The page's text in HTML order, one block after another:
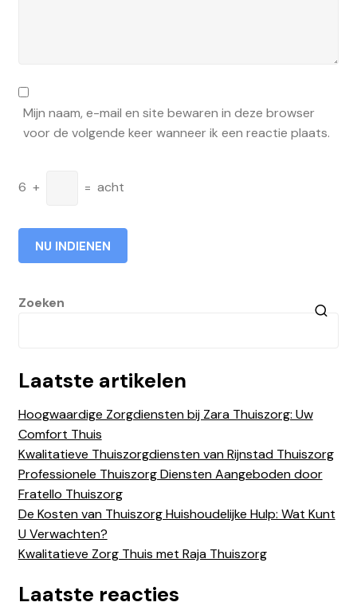
Mijn naam, e-mail en site bewaren in deze browser
voor de volgende keer wanneer ik een reactie plaats.
6 + = acht
Zoeken
Laatste artikelen
Hoogwaardige Zorgdiensten bij Zara Thuiszorg: Uw
Comfort Thuis
Kwalitatieve Thuiszorgdiensten van Rijnstad Thuiszorg
Professionele Thuiszorg Diensten Aangeboden door
Fratello Thuiszorg
De Kosten van Thuiszorg Huishoudelijke Hulp: Wat Kunt
U Verwachten?
Kwalitatieve Zorg Thuis met Raja Thuiszorg
Laatste reacties